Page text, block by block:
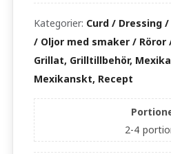
Kategorier: Curd / Dressing
/ Oljor med smaker / Röror
Grillat, Grilltillbehör,
Mexikanskt, Recept
2-4